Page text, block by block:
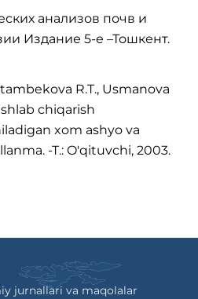
анализов почв и
Издание 5-е –Тошкент.
R.T., Usmanova
chiqarish
xom ashyo va
-T.: O'qituvchi, 2003.
jurnallari va maqolalar